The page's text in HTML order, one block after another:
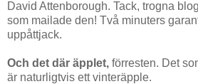
David Attenborough. Tack, trogna
som mailade den! Två minuters
uppåttjack.
Och det där äpplet, förresten. Det
är naturligtvis ett vinteräpple.